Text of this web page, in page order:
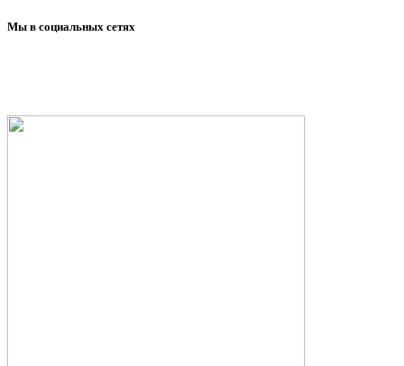
Мы в социальных сетях